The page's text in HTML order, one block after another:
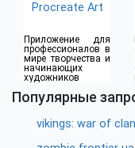
Procreate Art
Приложение для
профессионалов в
мире творчества и
начинающих
художников
Популярные
vikings: war of